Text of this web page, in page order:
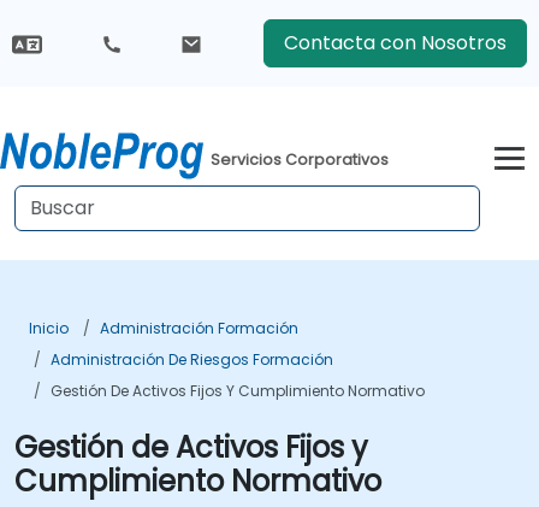
Contacta con Nosotros
Servicios Corporativos
Inicio
Administración Formación
Administración De Riesgos Formación
Gestión De Activos Fijos Y Cumplimiento Normativo
Gestión de Activos Fijos y
Cumplimiento Normativo